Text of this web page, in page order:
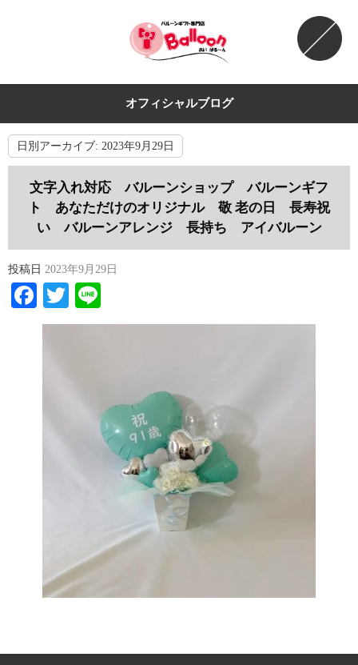
オフィシャルブログ
日別アーカイブ: 2023年9月29日
文字入れ対応 バルーンショップ バルーンギフ
ト あなただけのオリジナル 敬 老の日 長寿祝
い バルーンアレンジ 長持ち アイバルーン
投稿日 2023年9月29日
Facebook
Twitter